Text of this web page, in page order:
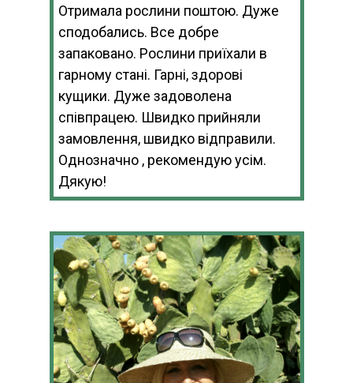
Отримала рослини поштою. Дуже
сподобались. Все добре
запаковано. Рослини приїхали в
гарному стані. Гарні, здорові
кущики. Дуже задоволена
співпрацею. Швидко прийняли
замовлення, швидко відправили.
Однозначно , рекомендую усім.
Дякую!